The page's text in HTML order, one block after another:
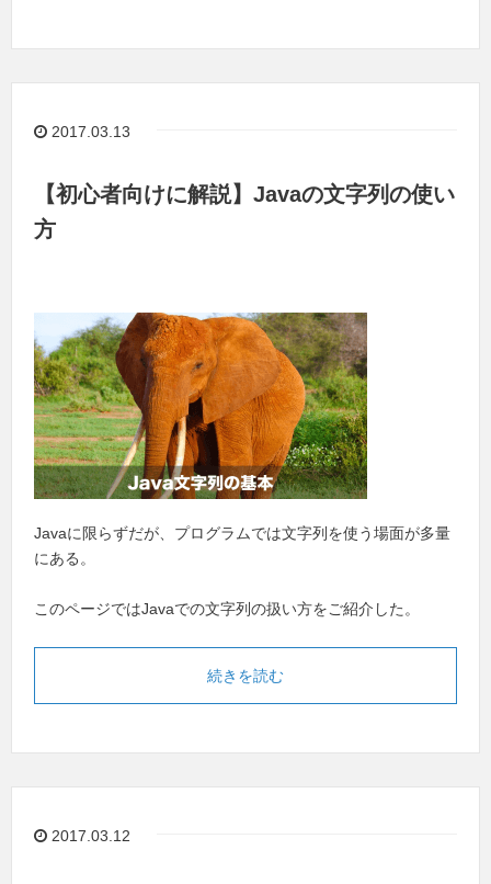
2017.03.13
【初心者向けに解説】Javaの文字列の使い
方
Javaに限らずだが、プログラムでは文字列を使う場面が多量
にある。
このページではJavaでの文字列の扱い方をご紹介した。
続きを読む
2017.03.12